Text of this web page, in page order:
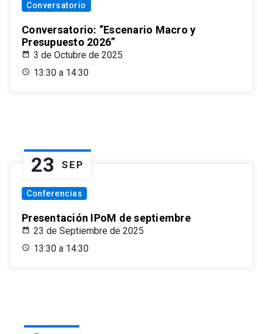
Conversatorio
Conversatorio: “Escenario Macro y
Presupuesto 2026”
3 de Octubre de 2025
13:30 a 14:30
23 SEP
Conferencias
Presentación IPoM de septiembre
23 de Septiembre de 2025
13:30 a 14:30